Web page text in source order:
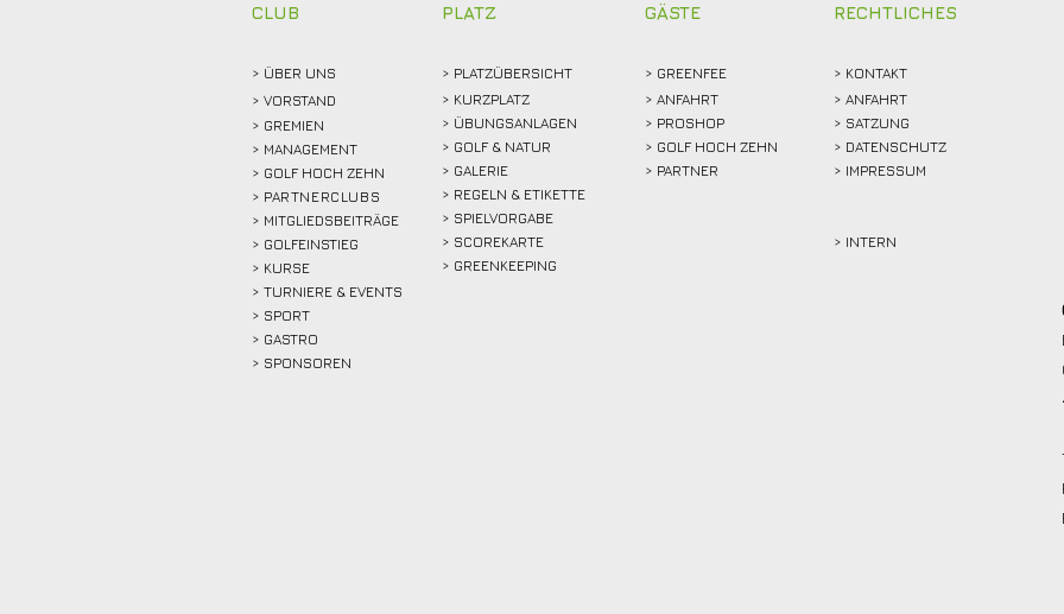
CLUB
> ÜBER UNS
> VORSTAND
> GREMIEN
> MANAGEMENT
> GOLF HOCH ZEHN
> PARTNERCLUBS
> MITGLIEDSBEITRÄGE
> GOLFEINSTIEG
> KURSE
> TURNIERE & EVENTS
> SPORT
> GASTRO
> SPONSOREN
PLATZ
> PLATZÜBERSICHT
> KURZPLATZ
> ÜBUNGSANLAGEN
> GOLF & NATUR
> GALERIE
> REGELN & ETIKETTE
> SPIELVORGABE
> SCOREKARTE
> GREENKEEPING
GÄSTE
> GREENFEE
> ANFAHRT
> PROSHOP
> GOLF HOCH ZEHN
> PARTNER
RECHTLICHES
> KONTAKT
> ANFAHRT
> SATZUNG
> DATENSCHUTZ
> IMPRESSUM
> INTERN